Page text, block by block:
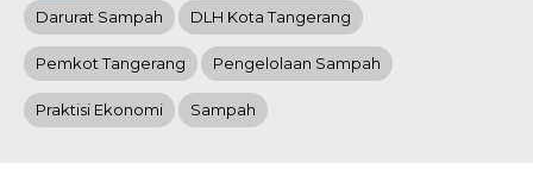
Darurat Sampah DLH Kota Tangerang
Pemkot Tangerang Pengelolaan Sampah
Praktisi Ekonomi Sampah